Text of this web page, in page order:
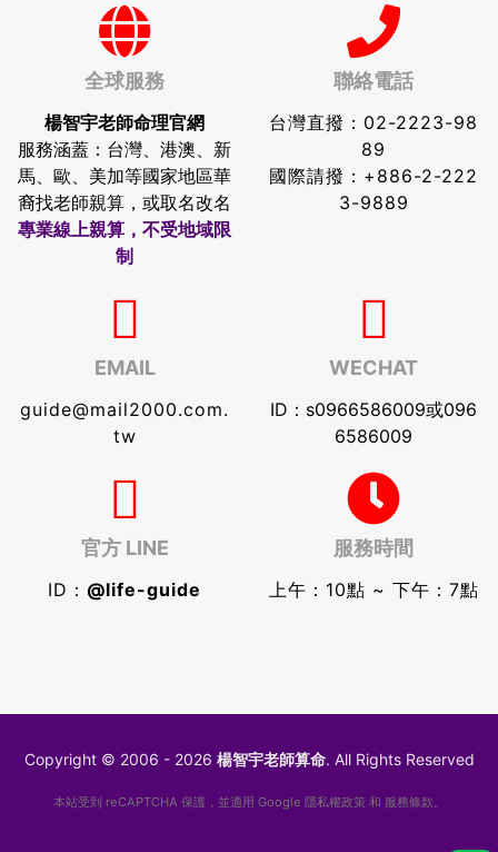
全球服務
楊智宇老師命理官網
服務涵蓋：台灣、港澳、新
馬、歐、美加等國家地區華
裔找老師親算，或取名改名
專業線上親算，不受地域限
制
聯絡電話
台灣直撥： 02-2223-98
89
國際請撥： +886-2-222
3-9889
EMAIL
guide@mail2000.com.
tw
WECHAT
ID：s0966586009或096
6586009
官方 LINE
ID： @life-guide
服務時間
上午：10點 ~ 下午：7點
Copyright © 2006 - 2026 楊智宇老師算命. All Rights Reserved
本站受到 reCAPTCHA 保護，並適用 Google 隱私權政策和 服務條款。